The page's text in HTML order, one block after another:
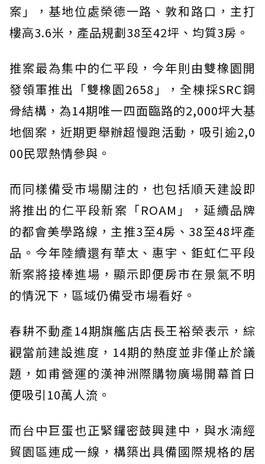
案」，基地位處榮德一路、敦和路口，主打
樓高3.6米，產品規劃38至42坪、均質3房。
推案最為集中的仁平段，今年則由雙橡園開
發領軍推出「雙橡園2658」，全棟採SRC鋼
骨結構，為14期唯一四面臨路的2,000坪大基
地個案，近期更舉辦超慢跑活動，吸引逾2,0
00民眾熱情參與。
而同樣備受市場關注的，也包括順天建設即
將推出的仁平段新案「ROAM」，延續品牌
的都會美學路線，主推3至4房、38至48坪產
品。今年陸續還有華太、惠宇、鉅虹仁平段
新案將接棒進場，顯示即便房市在景氣不明
的情況下，區域仍備受市場看好。
春耕不動產14期旗艦店店長王裕榮表示，綜
觀當前建設進度，14期的熱度並非僅止於議
題，如甫營運的漢神洲際購物廣場開幕首日
便吸引10萬人流。
而台中巨蛋也正緊鑼密鼓興建中，與水湳經
貿園區連成一線，構築出具備國際規格的居